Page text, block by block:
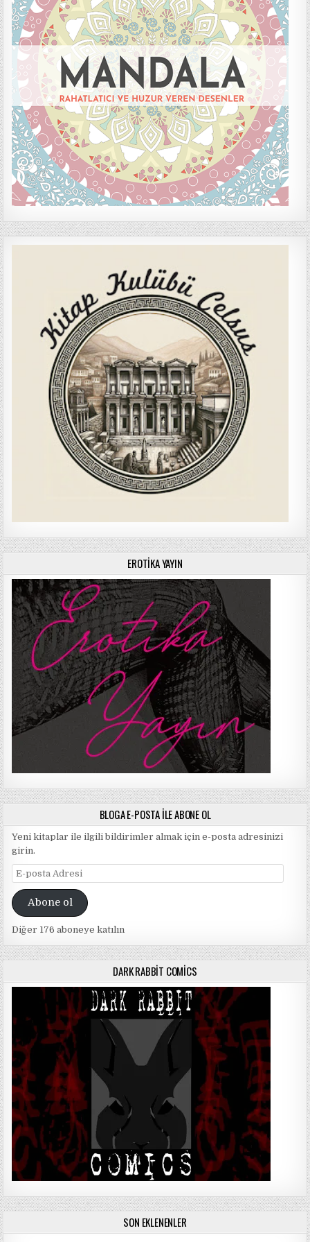
EROTIKA YAYIN
BLOGA E-POSTA ILE ABONE OL
Yeni kitaplar ile ilgili bildirimler almak için e-posta adresinizi
girin.
E-
posta
AdresiAbone ol
Diğer 176 aboneye katılın
DARK RABBIT COMICS
SON EKLENENLER